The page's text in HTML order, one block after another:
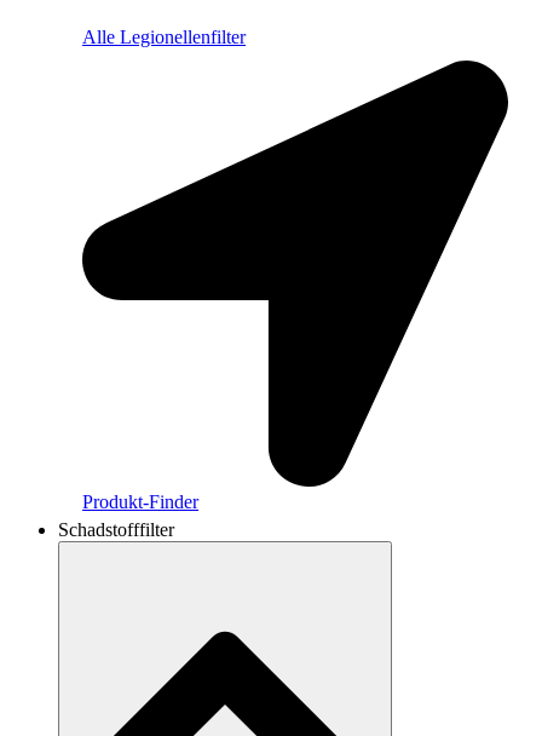
Alle Legionellenfilter
Produkt-Finder
Schadstofffilter